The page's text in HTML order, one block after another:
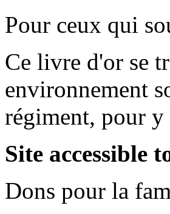
Pour ceux qui
Ce livre d'or se
environnement
régiment, pour
Site accessible
Dons pour la